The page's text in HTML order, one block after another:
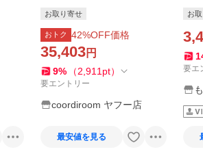
お取り寄せ
おトク 42%OFF価格
35,403円
9% （2,911 pt）
要エントリー
coordiroom ヤフー店
最安値を見る
お
要エ